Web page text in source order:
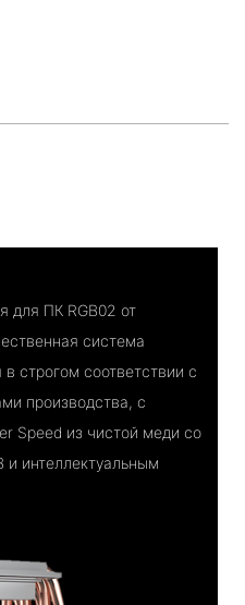
для ПК RGB02 от
система
строгом соответствии с
производства, с
Speed ​​из чистой меди со
интеллектуальным